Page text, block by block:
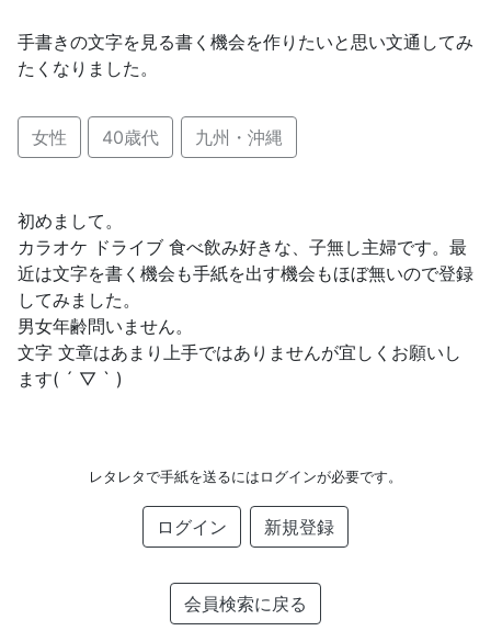
手書きの文字を見る書く機会を作りたいと思い文通してみ
たくなりました。
女性 40歳代 九州・沖縄
初めまして。
カラオケ ドライブ 食べ飲み好きな、子無し主婦です。最
近は文字を書く機会も手紙を出す機会もほぼ無いので登録
してみました。
男女年齢問いません。
文字 文章はあまり上手ではありませんが宜しくお願いし
ます( ´ ▽ ` )
レタレタで手紙を送るにはログインが必要です。
ログイン 新規登録
会員検索に戻る